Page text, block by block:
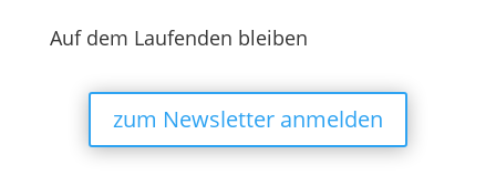
Auf dem Laufenden bleiben
zum Newsletter anmelden